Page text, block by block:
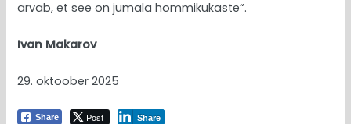
arvab, et see on jumala hommikukaste“.
Ivan Makarov
29. oktoober 2025
Share Post Share